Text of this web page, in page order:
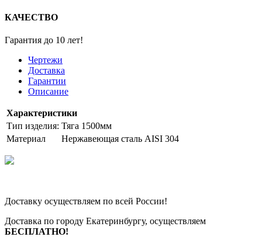
КАЧЕСТВО
Гарантия до 10 лет!
Чертежи
Доставка
Гарантии
Описание
Характеристики
Тип изделия: Тяга 1500мм
Материал
Нержавеющая сталь AISI 304
Доставку осуществляем по всей России!
Доставка по городу Екатеринбургу, осуществляем
БЕСПЛАТНО!